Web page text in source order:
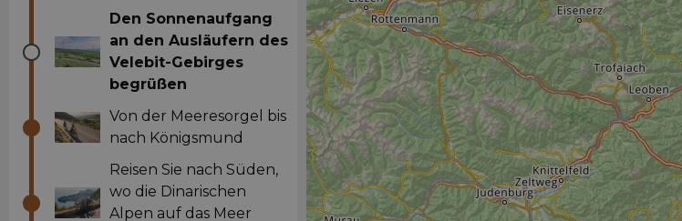
Den Sonnenaufgang
an den Ausläufern des
Velebit-Gebirges
begrüßen
Von der Meeresorgel bis
nach Königsmund
Reisen Sie nach Süden,
wo die Dinarischen
Alpen auf das Meer